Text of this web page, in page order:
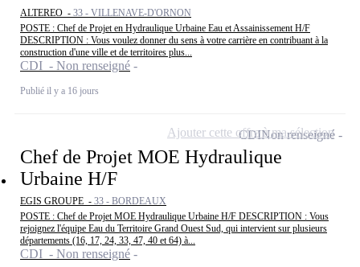
ALTEREO - 33 - VILLENAVE-D'ORNON
POSTE : Chef de Projet en Hydraulique Urbaine Eau et Assainissement H/F
DESCRIPTION : Vous voulez donner du sens à votre carrière en contribuant à la
construction d'une ville et de territoires plus...
CDI - Non renseigné
Publié il y a 16 jours
Chef de Projet MOE Hydraulique
Urbaine H/F
EGIS GROUPE - 33 - BORDEAUX
POSTE : Chef de Projet MOE Hydraulique Urbaine H/F DESCRIPTION : Vous
rejoignez l'équipe Eau du Territoire Grand Ouest Sud, qui intervient sur plusieurs
départements (16, 17, 24, 33, 47, 40 et 64) à...
CDI - Non renseigné
CDINon renseigné
Ajouter cette offre à ma sélection